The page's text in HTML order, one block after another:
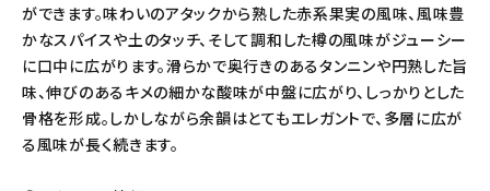
ができます。味わいのアタックから熟した赤系果実の風味、風味豊
かなスパイスや土のタッチ、そして調和した樽の風味がジューシー
に口中に広がります。滑らかで奥行きのあるタンニンや円熟した旨
味、伸びのあるキメの細かな酸味が中盤に広がり、しっかりとした
骨格を形成。しかしながら余韻はとてもエレガントで、多層に広が
る風味が長く続きます。